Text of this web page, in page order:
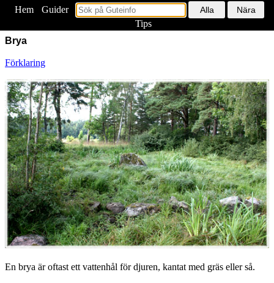
Hem
Guider
Tips
Brya
Förklaring
En brya är oftast ett vattenhål för djuren, kantat med gräs eller så.